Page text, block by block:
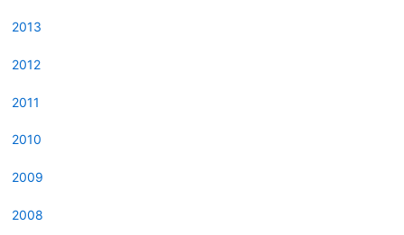
2013
2012
2011
2010
2009
2008